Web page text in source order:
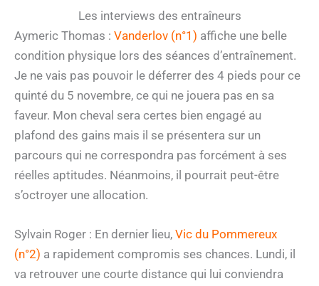
Les interviews des entraîneurs
Aymeric Thomas : Vanderlov (n°1) affiche une belle
condition physique lors des séances d’entraînement.
Je ne vais pas pouvoir le déferrer des 4 pieds pour ce
quinté du 5 novembre, ce qui ne jouera pas en sa
faveur. Mon cheval sera certes bien engagé au
plafond des gains mais il se présentera sur un
parcours qui ne correspondra pas forcément à ses
réelles aptitudes. Néanmoins, il pourrait peut-être
s’octroyer une allocation.
Sylvain Roger : En dernier lieu, Vic du Pommereux
(n°2) a rapidement compromis ses chances. Lundi, il
va retrouver une courte distance qui lui conviendra